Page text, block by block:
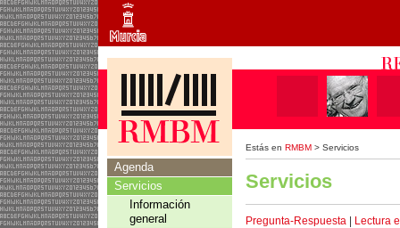
Estás en RMBM > Servicios
Agenda
Servicios
Información
general
Servicios
Pregunta-Respuesta
Lectura